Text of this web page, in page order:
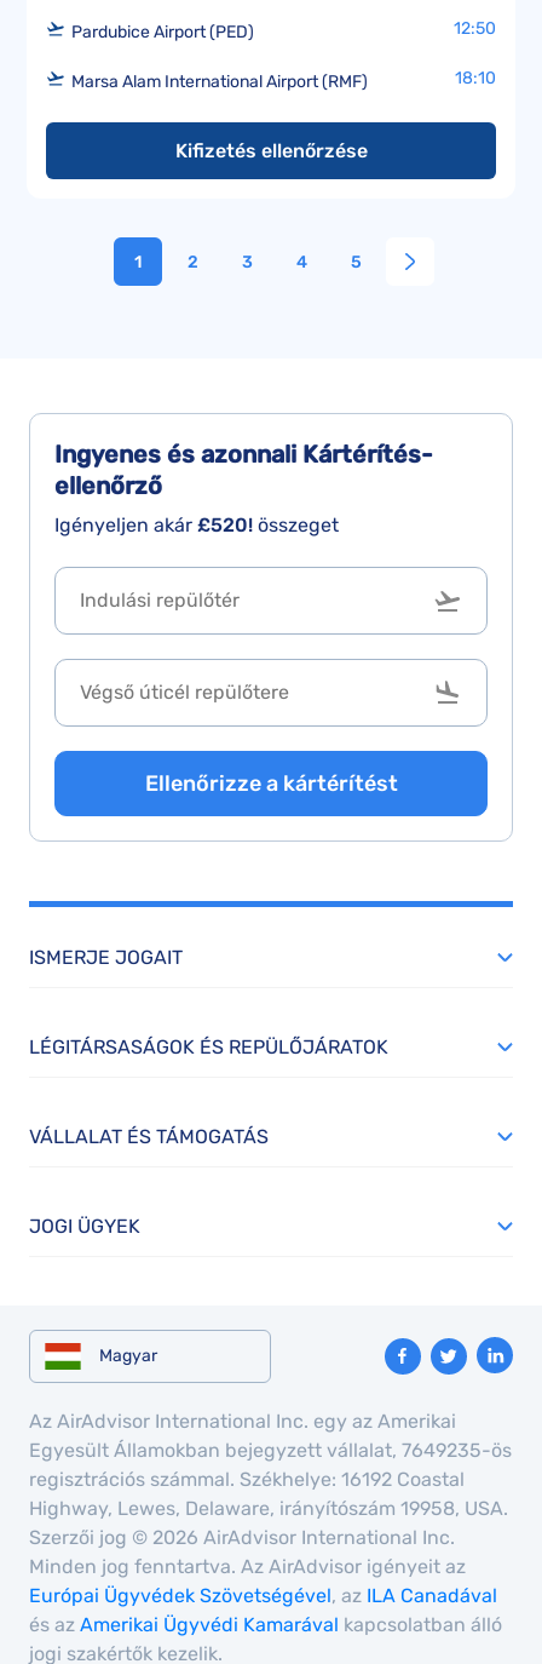
Pardubice Airport (PED) 12:50
Marsa Alam International Airport (RMF) 18:10
Kifizetés ellenőrzése
1 2 3 4 5
Ingyenes és azonnali Kártérítés-
ellenőrző
Igényeljen akár £520! összeget
Ellenőrizze a kártérítést
ISMERJE JOGAIT
LÉGITÁRSASÁGOK ÉS REPÜLŐJÁRATOK
VÁLLALAT ÉS TÁMOGATÁS
JOGI ÜGYEK
Magyar
Az AirAdvisor International Inc. egy az Amerikai
Egyesült Államokban bejegyzett vállalat, 7649235-ös
regisztrációs számmal. Székhelye: 16192 Coastal
Highway, Lewes, Delaware, irányítószám 19958, USA.
Szerzői jog © 2026 AirAdvisor International Inc.
Minden jog fenntartva. Az AirAdvisor igényeit az
Európai Ügyvédek Szövetségével, az ILA Canadával
és az Amerikai Ügyvédi Kamarával kapcsolatban álló
jogi szakértők kezelik.